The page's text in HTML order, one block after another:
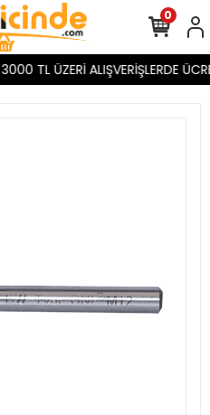
3000 TL ÜZERİ ALIŞVERİŞLERDE
0